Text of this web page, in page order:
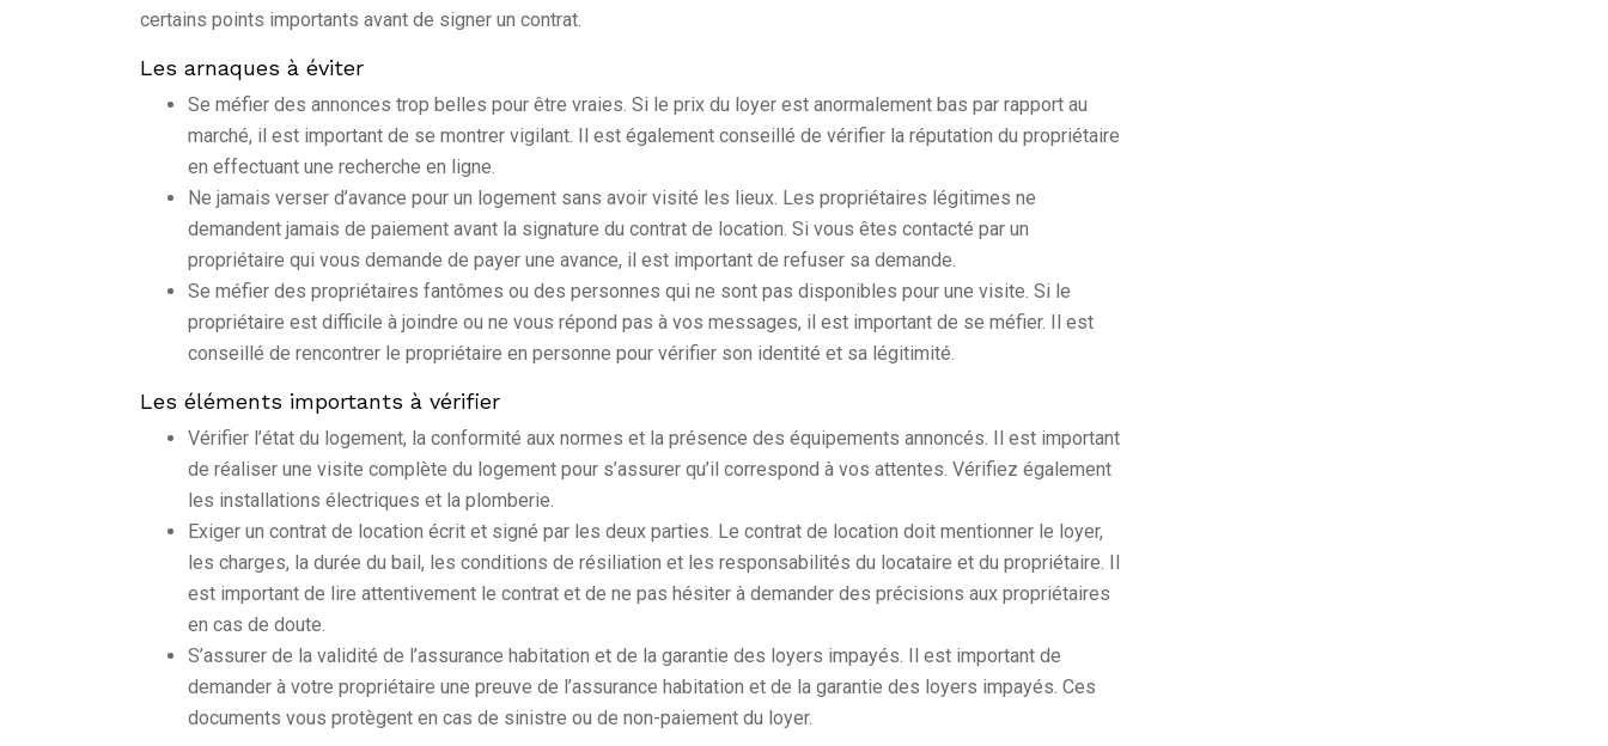
certains points importants avant de signer un contrat.
Les arnaques à éviter
Se méfier des annonces trop belles pour être vraies. Si le prix du loyer est anormalement bas par rapport au
marché, il est important de se montrer vigilant. Il est également conseillé de vérifier la réputation du propriétaire
en effectuant une recherche en ligne.
Ne jamais verser d’avance pour un logement sans avoir visité les lieux. Les propriétaires légitimes ne
demandent jamais de paiement avant la signature du contrat de location. Si vous êtes contacté par un
propriétaire qui vous demande de payer une avance, il est important de refuser sa demande.
Se méfier des propriétaires fantômes ou des personnes qui ne sont pas disponibles pour une visite. Si le
propriétaire est difficile à joindre ou ne vous répond pas à vos messages, il est important de se méfier. Il est
conseillé de rencontrer le propriétaire en personne pour vérifier son identité et sa légitimité.
Les éléments importants à vérifier
Vérifier l’état du logement, la conformité aux normes et la présence des équipements annoncés. Il est important
de réaliser une visite complète du logement pour s’assurer qu’il correspond à vos attentes. Vérifiez également
les installations électriques et la plomberie.
Exiger un contrat de location écrit et signé par les deux parties. Le contrat de location doit mentionner le loyer,
les charges, la durée du bail, les conditions de résiliation et les responsabilités du locataire et du propriétaire. Il
est important de lire attentivement le contrat et de ne pas hésiter à demander des précisions aux propriétaires
en cas de doute.
S’assurer de la validité de l’assurance habitation et de la garantie des loyers impayés. Il est important de
demander à votre propriétaire une preuve de l’assurance habitation et de la garantie des loyers impayés. Ces
documents vous protègent en cas de sinistre ou de non-paiement du loyer.